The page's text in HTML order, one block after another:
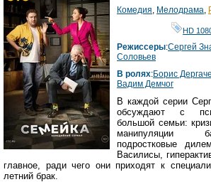
Комедия Мелодрама
HD
Режиссеры:Сергей
Соловьев
В ролях:Борис
Вадим Демчог
В каждой серии
обсуждают с
большой семьи:
манипуляции
подростковые
Василисы,
главное, ради чего они приходят к
летний брак.